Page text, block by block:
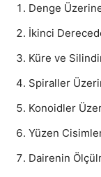
Denge
İkinci
Küre ve
Spiraller
Konoidler
Yüzen
Dairenin